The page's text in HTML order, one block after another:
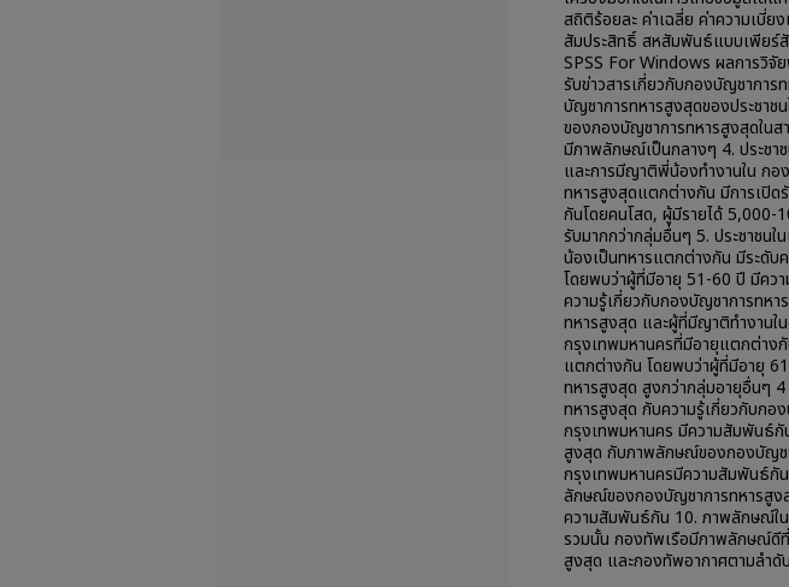
สถิติร้อยละ ค่าเฉลี่ย ค่าความเบี่
สัมประสิทธิ์ สหสัมพันธ์แบบเพียร์สั
SPSS For Windows ผลการวิจั
รับข่าวสารเกี่ยวกับกองบัญชาการ
บัญชาการทหารสูงสุดของประชา
ของกองบัญชาการทหารสูงสุดในส
มีภาพลักษณ์เป็นกลางๆ 4. ประชา
และการมีญาติพี่น้องทำงานใน ก
ทหารสูงสุดแตกต่างกัน มีการเปิด
กันโดยคนโสด, ผู้มีรายได้ 5,000-
รับมากกว่ากลุ่มอื่นๆ 5. ประชาชน
น้องเป็นทหารแตกต่างกัน มีระดั
โดยพบว่าผู้ที่มีอายุ 51-60 ปี มีคว
ความรู้เกี่ยวกับกองบัญชาการทห
ทหารสูงสุด และผู้ที่มีญาติทำงานใ
กรุงเทพมหานครที่มีอายุแตกต่าง
แตกต่างกัน โดยพบว่าผู้ที่มีอายุ
ทหารสูงสุด สูงกว่ากลุ่มอายุอื่นๆ
ทหารสูงสุด กับความรู้เกี่ยวกับกอ
กรุงเทพมหานคร มีความสัมพันธ์กั
สูงสุด กับภาพลักษณ์ของกองบัญชา
กรุงเทพมหานครมีความสัมพันธ์กั
ลักษณ์ของกองบัญชาการทหารสูง
ความสัมพันธ์กัน 10. ภาพลักษณ์ใน
รวมนั้น กองทัพเรือมีภาพลักษณ์ดี
สูงสุด และกองทัพอากาศตามลำดับ